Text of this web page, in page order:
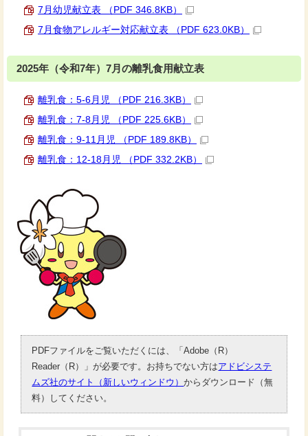
7月幼児献立表 （PDF 346.8KB）
7月食物アレルギー対応献立表 （PDF 623.0KB）
2025年（令和7年）7月の離乳食用献立表
離乳食：5-6月児 （PDF 216.3KB）
離乳食：7-8月児 （PDF 225.6KB）
離乳食：9-11月児 （PDF 189.8KB）
離乳食：12-18月児 （PDF 332.2KB）
PDFファイルをご覧いただくには、「Adobe（R）
Reader（R）」が必要です。お持ちでない方はアドビシステ
ムズ社のサイト（新しいウィンドウ）からダウンロード（無
料）してください。